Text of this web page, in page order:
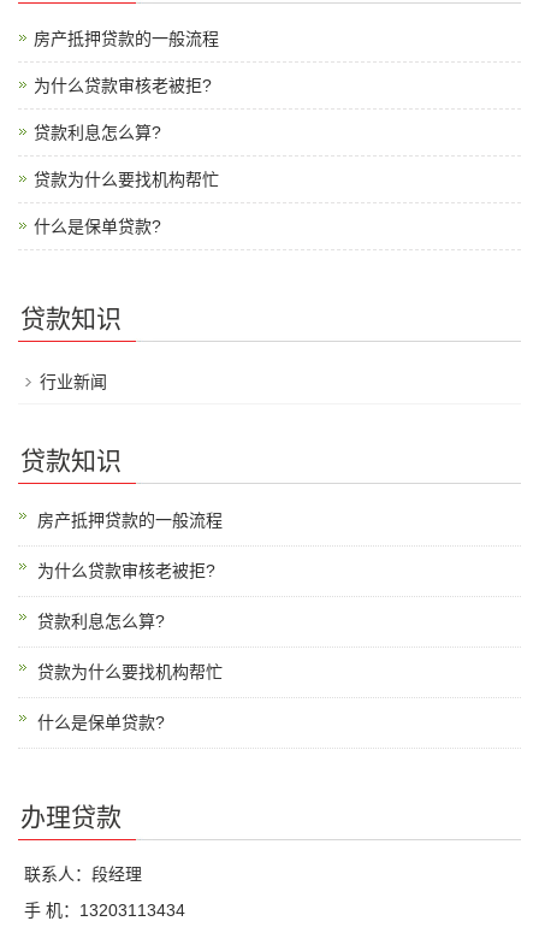
房产抵押贷款的一般流程
为什么贷款审核老被拒?
贷款利息怎么算?
贷款为什么要找机构帮忙
什么是保单贷款?
贷款知识
行业新闻
贷款知识
房产抵押贷款的一般流程
为什么贷款审核老被拒?
贷款利息怎么算?
贷款为什么要找机构帮忙
什么是保单贷款?
办理贷款
联系人：段经理
手 机：13203113434